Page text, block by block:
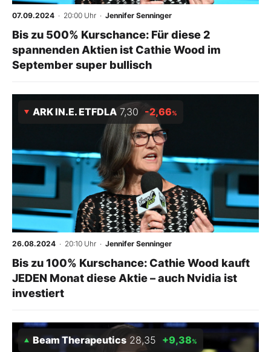
07.09.2024 · 20:00 Uhr · Jennifer Senninger
Bis zu 500% Kurschance: Für diese 2
spannenden Aktien ist Cathie Wood im
September super bullisch
ARK IN.E. ETFDLA 7,30 -2,66%
26.08.2024 · 20:10 Uhr · Jennifer Senninger
Bis zu 100% Kurschance: Cathie Wood kauft
JEDEN Monat diese Aktie – auch Nvidia ist
investiert
Beam Therapeutics 28,35 +9,38%